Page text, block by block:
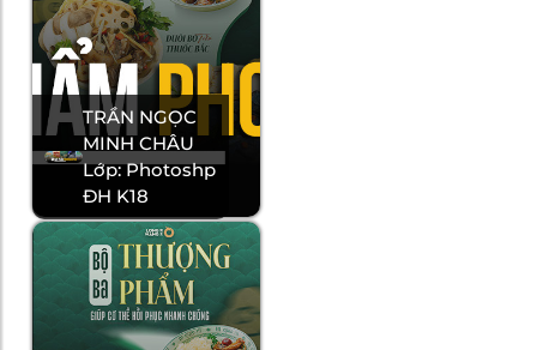
TRẦN NGỌC
MINH CHÂU
Lớp: Photoshp
ĐH K18